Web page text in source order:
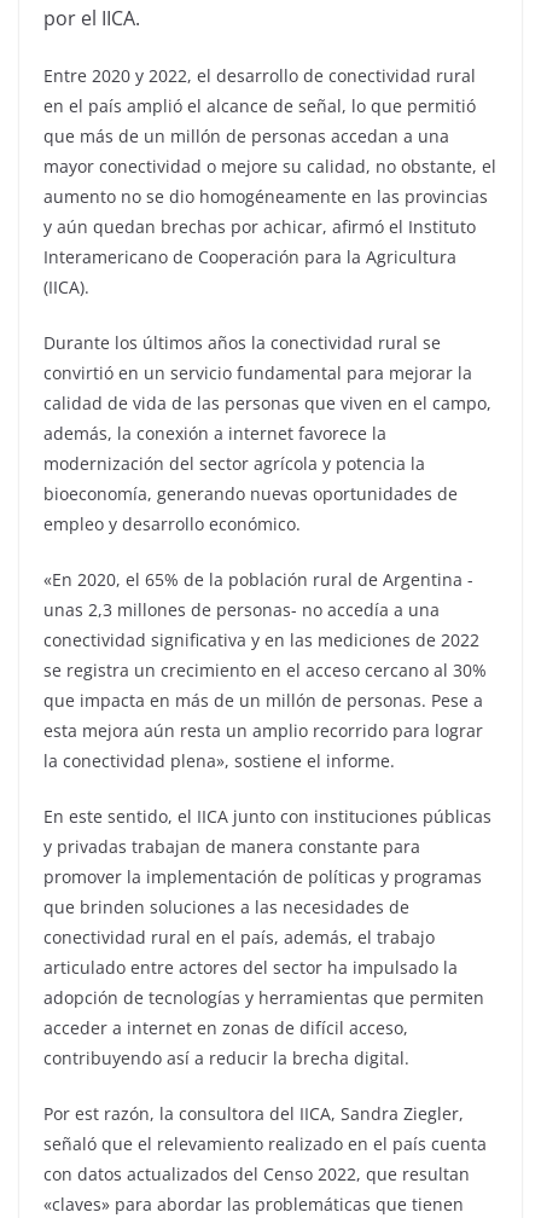
por el IICA.
Entre 2020 y 2022, el desarrollo de conectividad rural
en el país amplió el alcance de señal, lo que permitió
que más de un millón de personas accedan a una
mayor conectividad o mejore su calidad, no obstante, el
aumento no se dio homogéneamente en las provincias
y aún quedan brechas por achicar, afirmó el Instituto
Interamericano de Cooperación para la Agricultura
(IICA).
Durante los últimos años la conectividad rural se
convirtió en un servicio fundamental para mejorar la
calidad de vida de las personas que viven en el campo,
además, la conexión a internet favorece la
modernización del sector agrícola y potencia la
bioeconomía, generando nuevas oportunidades de
empleo y desarrollo económico.
«En 2020, el 65% de la población rural de Argentina -
unas 2,3 millones de personas- no accedía a una
conectividad significativa y en las mediciones de 2022
se registra un crecimiento en el acceso cercano al 30%
que impacta en más de un millón de personas. Pese a
esta mejora aún resta un amplio recorrido para lograr
la conectividad plena», sostiene el informe.
En este sentido, el IICA junto con instituciones públicas
y privadas trabajan de manera constante para
promover la implementación de políticas y programas
que brinden soluciones a las necesidades de
conectividad rural en el país, además, el trabajo
articulado entre actores del sector ha impulsado la
adopción de tecnologías y herramientas que permiten
acceder a internet en zonas de difícil acceso,
contribuyendo así a reducir la brecha digital.
Por est razón, la consultora del IICA, Sandra Ziegler,
señaló que el relevamiento realizado en el país cuenta
con datos actualizados del Censo 2022, que resultan
«claves» para abordar las problemáticas que tienen